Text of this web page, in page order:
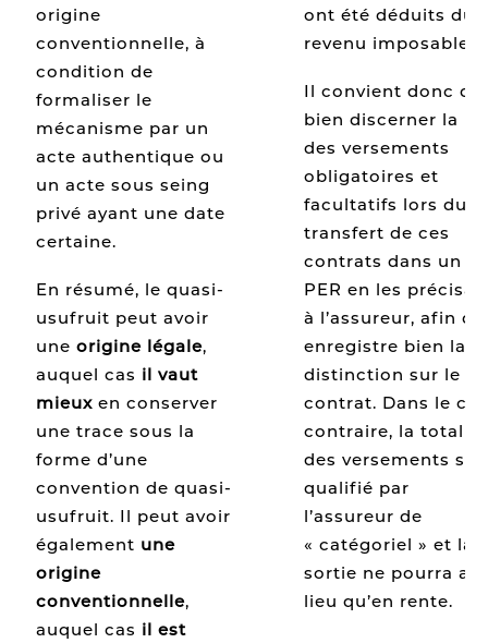
origine
conventionnelle, à
condition de
formaliser le
mécanisme par un
acte authentique ou
un acte sous seing
privé ayant une date
certaine.
En résumé, le quasi-
usufruit peut avoir
une origine légale,
auquel cas il vaut
mieux en conserver
une trace sous la
forme d’une
convention de quasi-
usufruit. Il peut avoir
également une
origine
conventionnelle,
auquel cas il est
ont été déduits du
revenu imposable.
Il convient donc de
bien discerner la
des versements
obligatoires et
facultatifs lors du
transfert de ces
contrats dans un
PER en les
à l’assureur, afin
enregistre bien la
distinction sur le
contrat. Dans le cas
contraire, la totalité
des versements
qualifié par
l’assureur de
« catégoriel » et la
sortie ne pourra
lieu qu’en rente.